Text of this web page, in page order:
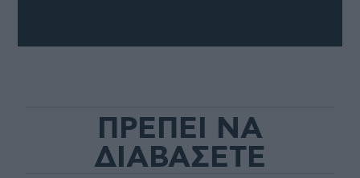
ΠΡΕΠΕΙ ΝΑ
ΔΙΑΒΑΣΕΤΕ